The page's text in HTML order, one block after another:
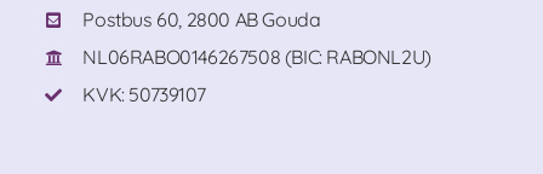
Postbus 60, 2800 AB Gouda
NL06RABO0146267508 (BIC: RABONL2U)
KVK: 50739107